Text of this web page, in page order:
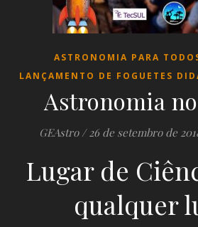
ASTRONOMIA PARA
LANÇAMENTO DE FOGUETES
Astronomia
GEAstro / 26 de setembro de
Lugar de
qualquer